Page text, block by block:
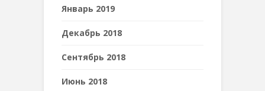
Январь 2019
Декабрь 2018
Сентябрь 2018
Июнь 2018